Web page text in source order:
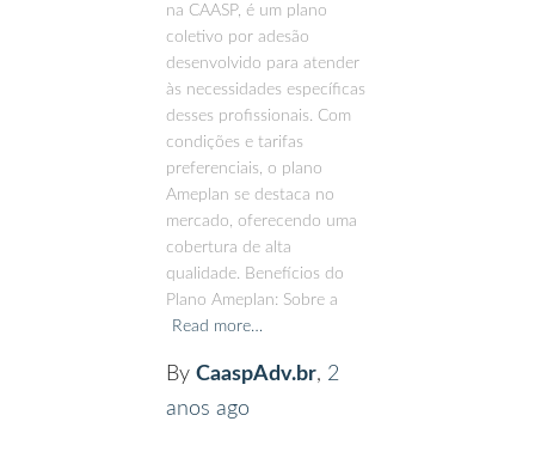
na CAASP, é um plano
coletivo por adesão
desenvolvido para atender
às necessidades específicas
desses profissionais. Com
condições e tarifas
preferenciais, o plano
Ameplan se destaca no
mercado, oferecendo uma
cobertura de alta
qualidade. Benefícios do
Plano Ameplan: Sobre a
Read more…
By CaaspAdv.br, 2
anos ago